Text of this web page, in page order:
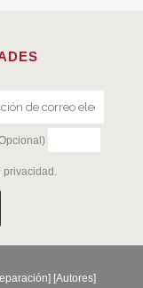
privacidad .
] [Autores]